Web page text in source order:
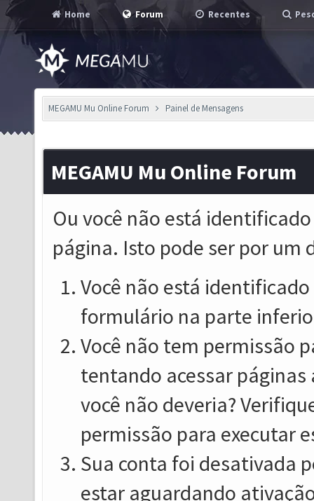
Home Forum Recentes
MEGAMU Mu Online Forum Painel de Mensagens
MEGAMU Mu Online Forum
Ou você não está
página. Isto pode ser por um
Você não está
formulário na parte
Você não tem permissão
tentando acessar
você não deveria?
permissão para executar
Sua conta foi desativada
estar aguardando